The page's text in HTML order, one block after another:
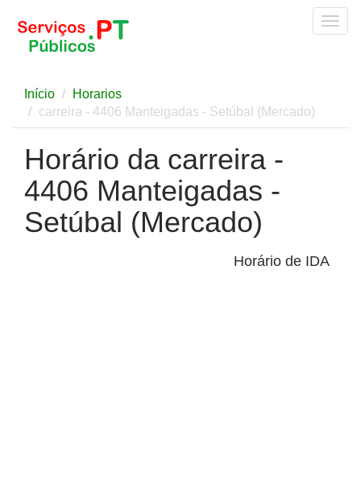
Início
Horarios
carreira - 4406 Manteigadas - Setúbal (Mercado)
Horário da carreira -
4406 Manteigadas -
Setúbal (Mercado)
Horário de IDA